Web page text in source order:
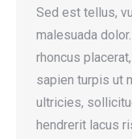
Sed est tellus,
malesuada
rhoncus
sapien turpis ut
ultricies,
hendrerit lacus